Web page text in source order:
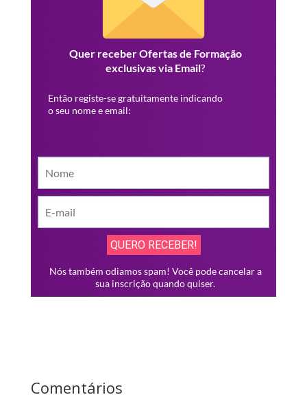
Comentários